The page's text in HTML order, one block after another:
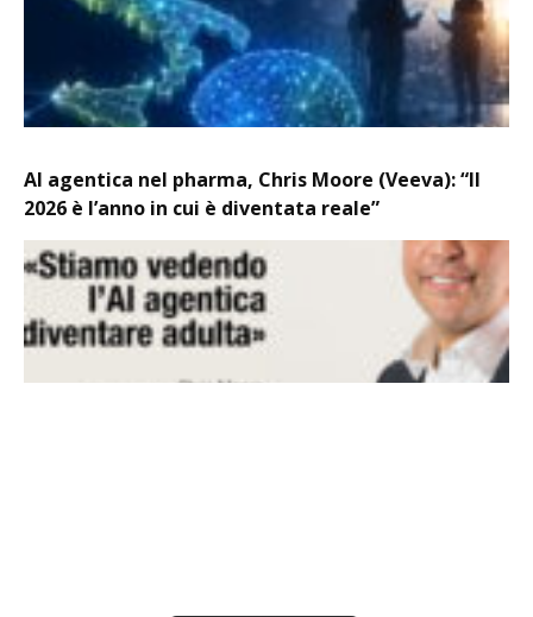
AI agentica nel pharma, Chris Moore (Veeva): “Il
2026 è l’anno in cui è diventata reale”